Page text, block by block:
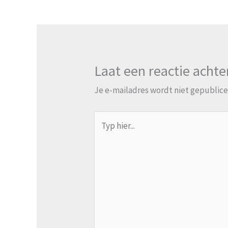
Laat een reactie
Je e-mailadres wordt niet
hier...